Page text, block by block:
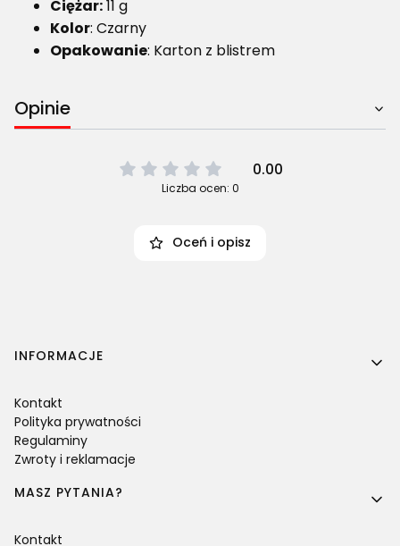
Ciężar:11 g
Kolor: Czarny
Opakowanie: Karton z blistrem
Opinie
0.00
Liczba ocen: 0
Oceń i opisz
Linki w stopce
INFORMACJE
Kontakt
Polityka prywatności
Regulaminy
Zwroty i reklamacje
MASZ PYTANIA?
Kontakt